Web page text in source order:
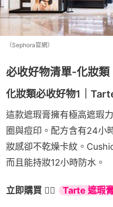
（Sephora官網）
必收好物清單-化妝類
化妝類必收好物1｜
這款遮瑕膏擁有極高遮瑕
圈與痘印。配方含有24小
妝感卻不乾燥卡紋。
而且能持妝12小時防水。
立即購買 👉🏻 Tarte 遮瑕